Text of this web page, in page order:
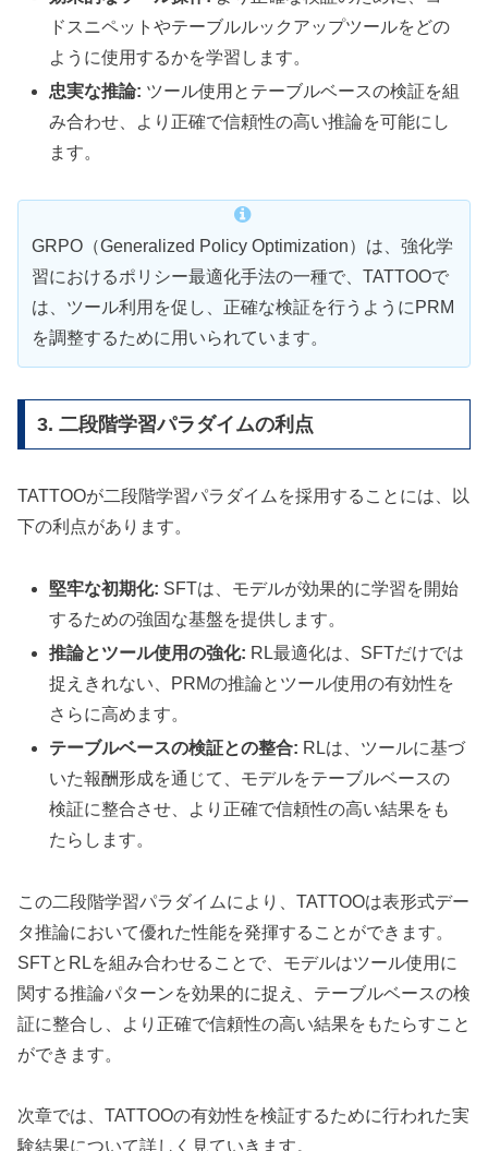
ドスニペットやテーブルルックアップツールをどの
ように使用するかを学習します。
忠実な推論: ツール使用とテーブルベースの検証を組
み合わせ、より正確で信頼性の高い推論を可能にし
ます。
GRPO（Generalized Policy Optimization）は、強化学
習におけるポリシー最適化手法の一種で、TATTOOで
は、ツール利用を促し、正確な検証を行うようにPRM
を調整するために用いられています。
3. 二段階学習パラダイムの利点
TATTOOが二段階学習パラダイムを採用することには、以
下の利点があります。
堅牢な初期化: SFTは、モデルが効果的に学習を開始
するための強固な基盤を提供します。
推論とツール使用の強化: RL最適化は、SFTだけでは
捉えきれない、PRMの推論とツール使用の有効性を
さらに高めます。
テーブルベースの検証との整合: RLは、ツールに基づ
いた報酬形成を通じて、モデルをテーブルベースの
検証に整合させ、より正確で信頼性の高い結果をも
たらします。
この二段階学習パラダイムにより、TATTOOは表形式デー
タ推論において優れた性能を発揮することができます。
SFTとRLを組み合わせることで、モデルはツール使用に
関する推論パターンを効果的に捉え、テーブルベースの検
証に整合し、より正確で信頼性の高い結果をもたらすこと
ができます。
次章では、TATTOOの有効性を検証するために行われた実
験結果について詳しく見ていきます。